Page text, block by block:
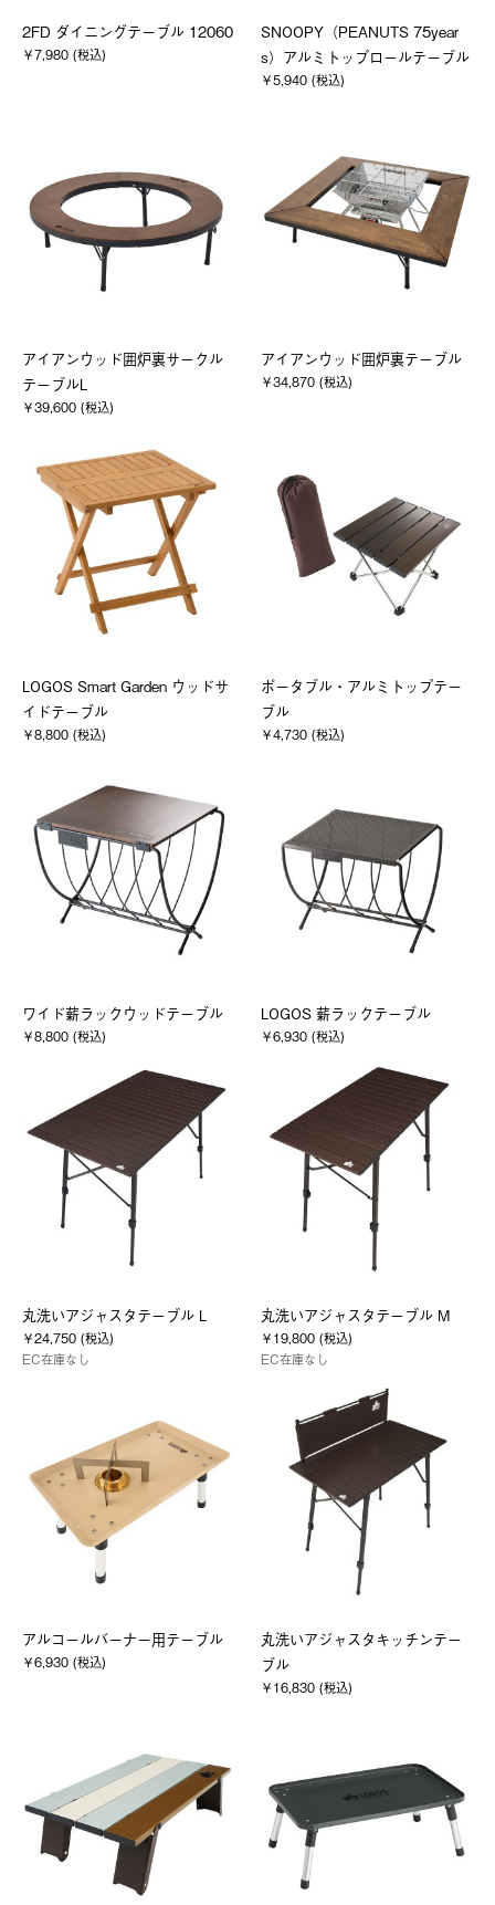
2FD ダイニングテーブル 12060
￥7,980 (税込)
SNOOPY（PEANUTS 75year
s）アルミトップロールテーブル
￥5,940 (税込)
アイアンウッド囲炉裏サークル
テーブルL
￥39,600 (税込)
アイアンウッド囲炉裏テーブル
￥34,870 (税込)
LOGOS Smart Garden ウッドサ
イドテーブル
￥8,800 (税込)
ポータブル・アルミトップテー
ブル
￥4,730 (税込)
ワイド薪ラックウッドテーブル
￥8,800 (税込)
LOGOS 薪ラックテーブル
￥6,930 (税込)
丸洗いアジャスタテーブル L
￥24,750 (税込)
EC在庫なし
丸洗いアジャスタテーブル M
￥19,800 (税込)
EC在庫なし
アルコールバーナー用テーブル
￥6,930 (税込)
丸洗いアジャスタキッチンテー
ブル
￥16,830 (税込)